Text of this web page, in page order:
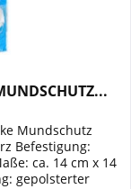
Mundschutz
Befestigung:
ca. 14 cm x 14
gepolsterter